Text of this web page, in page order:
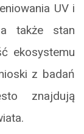
UV i
a także stan
ekosystemu
z badań
znajdują